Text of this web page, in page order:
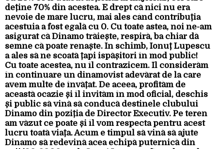
deține 70% din acestea. E drept că nici nu era
nevoie de mare lucru, mai ales când contribuția
acestuia a fost egală cu 0. Cu toate astea, noi ne-am
asigurat că Dinamo trăiește, respiră, ba chiar dă
semne că poate renaște. În schimb, Ionuț Lupescu
a ales să ne scoată țapi ispășitori în mod public!
Cu toate acestea, nu îl contrazicem. Îl considerăm
în continuare un dinamovist adevărat de la care
avem multe de învățat. De aceea, profităm de
această ocazie și îl invităm în mod oficial, deschis
și public să vină să conducă destinele clubului
Dinamo din poziția de Director Executiv. Pe teren
am văzut ce poate și îl vom respecta pentru acest
lucru toată viața. Acum e timpul să vină să ajute
Dinamo să redevină acea echipă puternică din